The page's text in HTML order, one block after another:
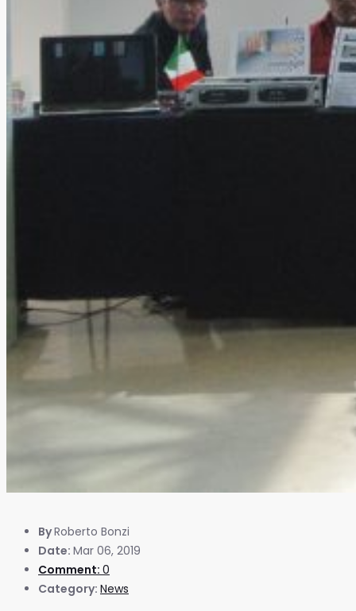
ByRoberto Bonzi
Date: Mar 06, 2019
Comment: 0
Category: News